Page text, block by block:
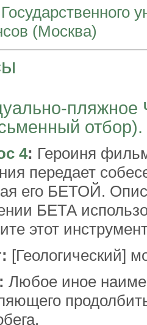
(Москва)
пляжное
4: Героиня
передает
его БЕТОЙ.
БЕТА
этот
[Геологический]
Любое иное